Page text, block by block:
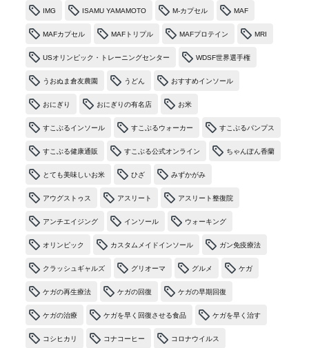
IMG ISAMU YAMAMOTO M-カプセル MAF
MAFカプセル MAFトリプル MAFプロテイン MRI
USオリンピック・トレーニングセンター WDSF世界選手権
うおぬま倉友農園 うどん おすすめインソール
おにぎり おにぎりの有名店 お米
すこぶるインソール すこぶるウォーカー すこぶるパンプス
すこぶる健康通販 すこぶる公式オンライン ちゃんぽん香蘭
とても美味しいお米 ひざ みずかがみ
アウグストゥス アスリート アスリート整復院
アンチエイジング インソール ウォーキング
オリンピック カスタムメイドインソール ガン免疫療法
クラッシュギャルズ グリオーマ グルメ ケガ
ケガの再生療法 ケガの回復 ケガの早期回復
ケガの治療 ケガを早く回復させる食品 ケガを早く治す
コシヒカリ コナコーヒー コロナウイルス